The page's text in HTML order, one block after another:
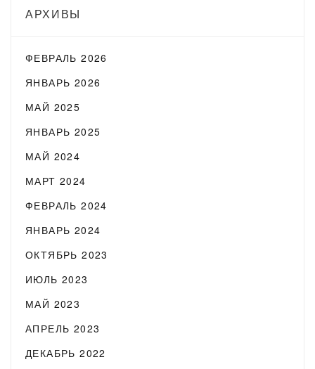
АРХИВЫ
ФЕВРАЛЬ 2026
ЯНВАРЬ 2026
МАЙ 2025
ЯНВАРЬ 2025
МАЙ 2024
МАРТ 2024
ФЕВРАЛЬ 2024
ЯНВАРЬ 2024
ОКТЯБРЬ 2023
ИЮЛЬ 2023
МАЙ 2023
АПРЕЛЬ 2023
ДЕКАБРЬ 2022